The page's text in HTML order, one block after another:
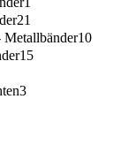
21
Metallbänder10
15
3